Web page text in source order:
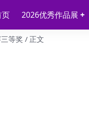
页 2026优秀作品展
等奖 正文